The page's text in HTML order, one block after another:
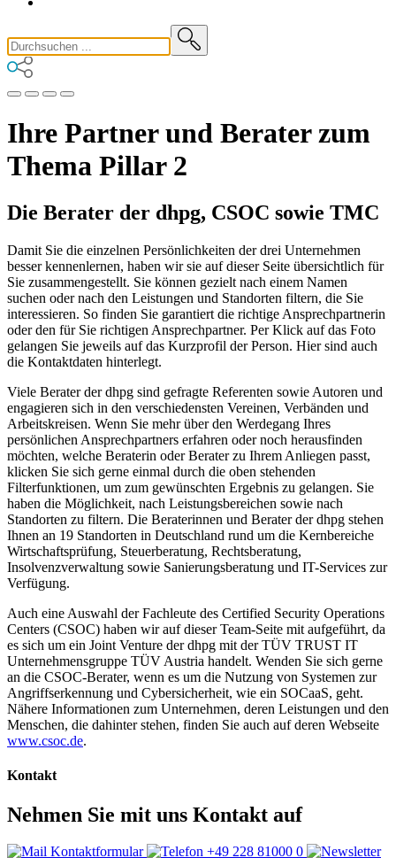
Ihre Partner und Berater zum
Thema Pillar 2
Die Berater der dhpg, CSOC sowie TMC
Damit Sie die einzelnen Persönlichkeiten der drei Unternehmen
besser kennenlernen, haben wir sie auf dieser Seite übersichtlich für
Sie zusammengestellt. Sie können gezielt nach einem Namen
suchen oder nach den Leistungen und Standorten filtern, die Sie
interessieren. So finden Sie garantiert die richtige Ansprechpartnerin
oder den für Sie richtigen Ansprechpartner. Per Klick auf das Foto
gelangen Sie jeweils auf das Kurzprofil der Person. Hier sind auch
die Kontaktdaten hinterlegt.
Viele Berater der dhpg sind gefragte Referenten sowie Autoren und
engagieren sich in den verschiedensten Vereinen, Verbänden und
Arbeitskreisen. Wenn Sie mehr über den Werdegang Ihres
persönlichen Ansprechpartners erfahren oder noch herausfinden
möchten, welche Beraterin oder Berater zu Ihrem Anliegen passt,
klicken Sie sich gerne einmal durch die oben stehenden
Filterfunktionen, um zum gewünschten Ergebnis zu gelangen. Sie
haben die Möglichkeit, nach Leistungsbereichen sowie nach
Standorten zu filtern. Die Beraterinnen und Berater der dhpg stehen
Ihnen an 19 Standorten in Deutschland rund um die Kernbereiche
Wirtschaftsprüfung, Steuerberatung, Rechtsberatung,
Insolvenzverwaltung sowie Sanierungsberatung und IT-Services zur
Verfügung.
Auch eine Auswahl der Fachleute des Certified Security Operations
Centers (CSOC) haben wir auf dieser Team-Seite mit aufgeführt, da
es sich um ein Joint Venture der dhpg mit der TÜV TRUST IT
Unternehmensgruppe TÜV Austria handelt. Wenden Sie sich gerne
an die CSOC-Berater, wenn es um die Nutzung von Systemen zur
Angriffserkennung und Cybersicherheit, wie ein SOCaaS, geht.
Nähere Informationen zum Unternehmen, deren Leistungen und den
Menschen, die dahinter stehen, finden Sie auch auf deren Webseite
www.csoc.de.
Kontakt
Nehmen Sie mit uns Kontakt auf
Kontaktformular +49 228 81000 0